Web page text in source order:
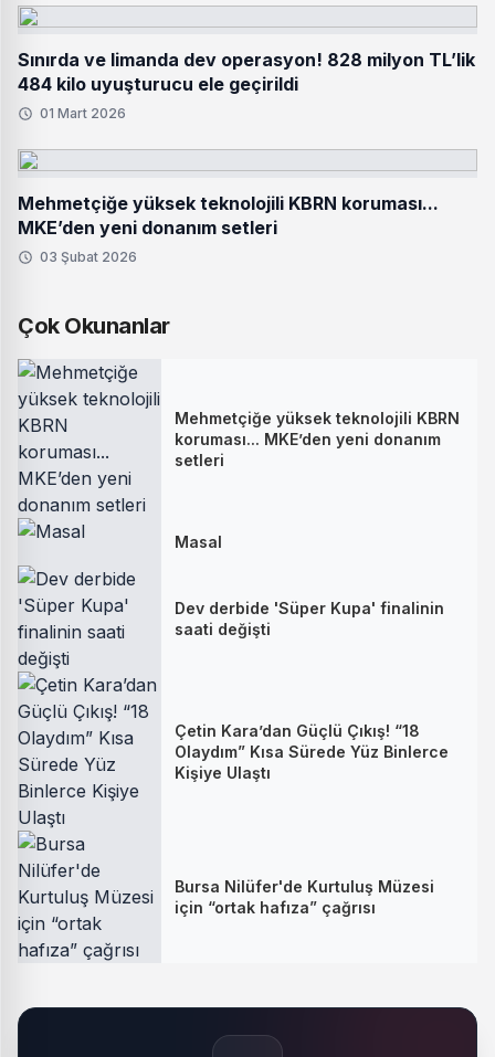
Sınırda ve limanda dev operasyon! 828 milyon TL’lik
484 kilo uyuşturucu ele geçirildi
01 Mart 2026
Mehmetçiğe yüksek teknolojili KBRN koruması...
MKE’den yeni donanım setleri
03 Şubat 2026
Çok Okunanlar
Mehmetçiğe yüksek teknolojili KBRN
koruması... MKE’den yeni donanım
setleri
Masal
Dev derbide 'Süper Kupa' finalinin
saati değişti
Çetin Kara’dan Güçlü Çıkış! “18
Olaydım” Kısa Sürede Yüz Binlerce
Kişiye Ulaştı
Bursa Nilüfer'de Kurtuluş Müzesi
için “ortak hafıza” çağrısı